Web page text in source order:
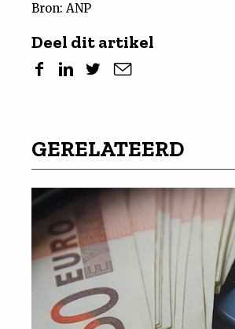
Bron: ANP
Deel dit artikel
GERELATEERD